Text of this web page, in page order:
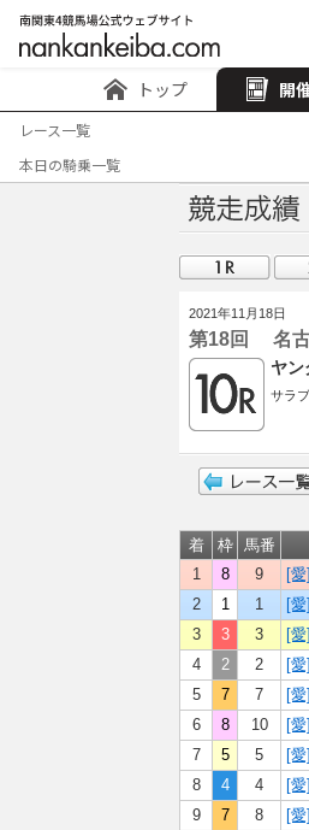
トップ 開
レース一覧
本日の騎乗一覧
2021年11月18日
第18回 名
ヤ
サラ
着 枠 馬番
1
8 9 [
2
1 1 [
3
3 3 [
4
2 2 [
5
7 7 [
6
8 10 [
7
5 5 [
8
4 4 [
9
7 8 [